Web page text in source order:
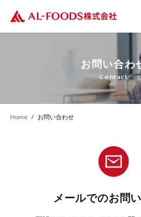
お問い合わ
Contact
Home お問い合わせ
メールでのお問